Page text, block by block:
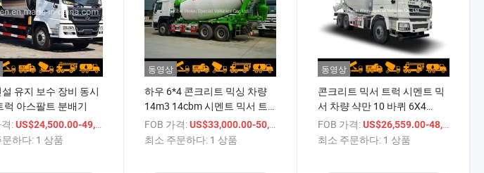
유지 보수 장비 동시
럭 아스팔트 분배기
: US$24,500.00-49,850.00
/ 상품
하다: 1 상품
동영상
하우 6*4 콘크리트 믹싱 차량
14m3 14cbm 시멘트 믹서 트
럭
FOB 가격: US$33,000.00-50,000.00
/ 상품
최소 주문하다: 1 상품
동영상
콘크리트 믹서 트럭 시멘트 믹
서 차량 샥만 10 바퀴 6X4
12cbm 12000liters 용량 대형
건설 차량
FOB 가격: US$26,559.00-48,850.00
최소 주문하다: 1 상품